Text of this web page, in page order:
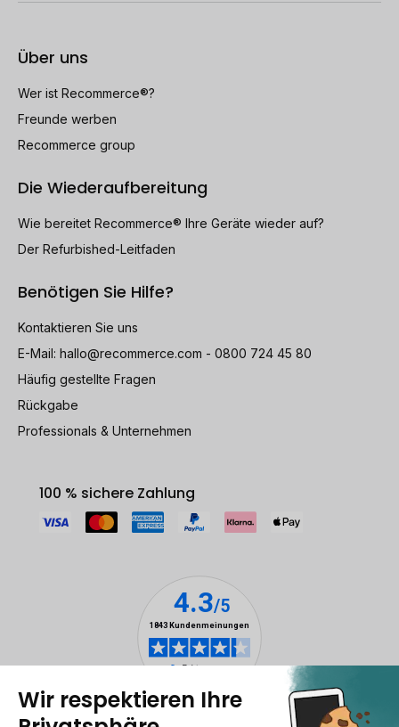
Über uns
Wer ist Recommerce®?
Freunde werben
Recommerce group
Die Wiederaufbereitung
Wie bereitet Recommerce® Ihre Geräte wieder auf?
Der Refurbished-Leitfaden
Benötigen Sie Hilfe?
Kontaktieren Sie uns
E-Mail: hallo@recommerce.com - 0800 724 45 80
Häufig gestellte Fragen
Rückgabe
Professionals & Unternehmen
100 % sichere Zahlung